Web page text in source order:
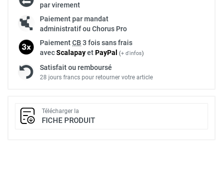
par virement
Paiement par mandat
administratif ou Chorus Pro
PaiementCB 3 fois sans frais
avecScalapayetPayPal (+ d'infos)
Satisfait ou remboursé
28 jours francs pour retourner votre article
Télécharger la
FICHE PRODUIT